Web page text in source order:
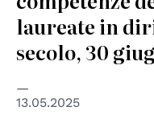
laureate in
secolo, 30
13.05.2025